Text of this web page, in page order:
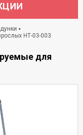
НТ-03-003
для